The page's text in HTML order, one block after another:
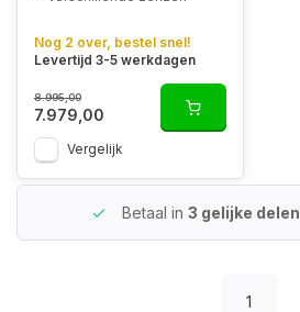
Nog 2 over, bestel snel!
Levertijd 3-5 werkdagen
8.995,00
7.979,00
Vergelijk
Betaal in 3 gelijke delen
1